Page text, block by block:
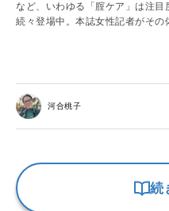
など、いわゆる「腟ケア」は注
続々登場中。本誌女性記者がその
河合桃子
続